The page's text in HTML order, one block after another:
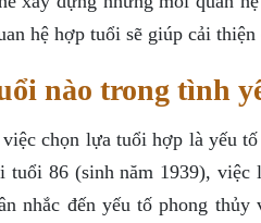
hệ hợp tuổi sẽ giúp cải
nào trong tình
chọn lựa tuổi hợp là yếu
86 (sinh năm 1939),
nhắc đến yếu tố phong